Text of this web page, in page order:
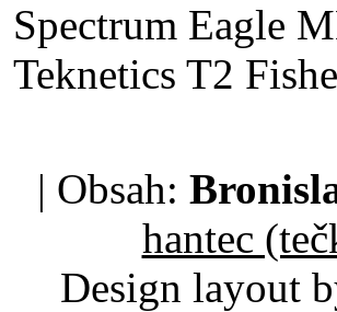
Spectrum Eagle
Teknetics T2
| Obsah:
hantec
Design layout